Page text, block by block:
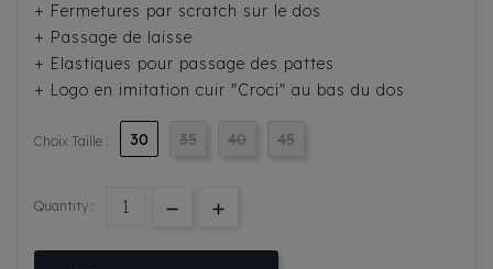
+ Fermetures par scratch sur le dos
+ Passage de laisse
+ Elastiques pour passage des pattes
+ Logo en imitation cuir "Croci" au bas du dos
Choix Taille : 30 35 40 45
Quantity :